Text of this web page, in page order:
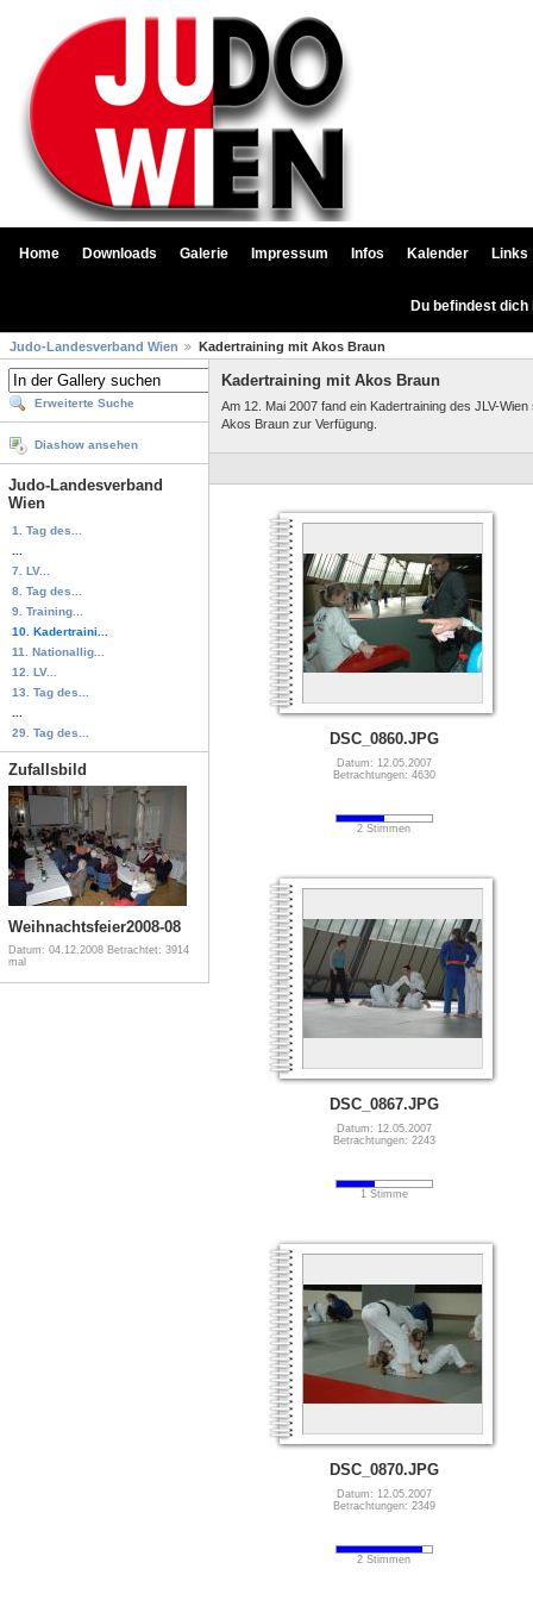
Home Downloads Galerie Impressum Infos Kalender Links
Du befindest
Judo-Landesverband Wien Kadertraining mit Akos Braun
Erweiterte Suche
Diashow ansehen
Judo-Landesverband
Wien
1. Tag des...
7. LV...
8. Tag des...
9. Training...
10. Kadertraini...
11. Nationallig...
12. LV...
13. Tag des...
29. Tag des...
Zufallsbild
Weihnachtsfeier2008-08
Datum: 04.12.2008 Betrachtet: 3914
mal
Kadertraining mit Akos Braun
Am 12. Mai 2007 fand ein Kadertraining des JLV-
Akos Braun zur Verfügung.
DSC_0860.JPG
Datum: 12.05.2007
Betrachtungen: 4630
2 Stimmen
DSC_0867.JPG
Datum: 12.05.2007
Betrachtungen: 2243
1 Stimme
DSC_0870.JPG
Datum: 12.05.2007
Betrachtungen: 2349
2 Stimmen